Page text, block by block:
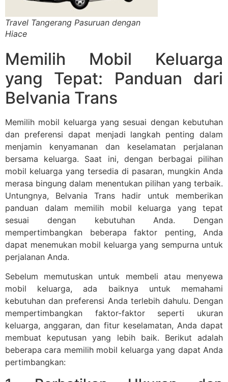
Travel Tangerang Pasuruan dengan
Hiace
Memilih Mobil Keluarga
yang Tepat: Panduan dari
Belvania Trans
Memilih mobil keluarga yang sesuai dengan kebutuhan
dan preferensi dapat menjadi langkah penting dalam
menjamin kenyamanan dan keselamatan perjalanan
bersama keluarga. Saat ini, dengan berbagai pilihan
mobil keluarga yang tersedia di pasaran, mungkin Anda
merasa bingung dalam menentukan pilihan yang terbaik.
Untungnya, Belvania Trans hadir untuk memberikan
panduan dalam memilih mobil keluarga yang tepat
sesuai dengan kebutuhan Anda. Dengan
mempertimbangkan beberapa faktor penting, Anda
dapat menemukan mobil keluarga yang sempurna untuk
perjalanan Anda.
Sebelum memutuskan untuk membeli atau menyewa
mobil keluarga, ada baiknya untuk memahami
kebutuhan dan preferensi Anda terlebih dahulu. Dengan
mempertimbangkan faktor-faktor seperti ukuran
keluarga, anggaran, dan fitur keselamatan, Anda dapat
membuat keputusan yang lebih baik. Berikut adalah
beberapa cara memilih mobil keluarga yang dapat Anda
pertimbangkan: